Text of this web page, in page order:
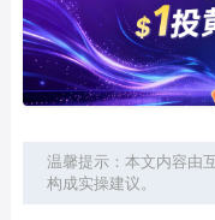
温馨提示：本文内容由
构成实操建议。